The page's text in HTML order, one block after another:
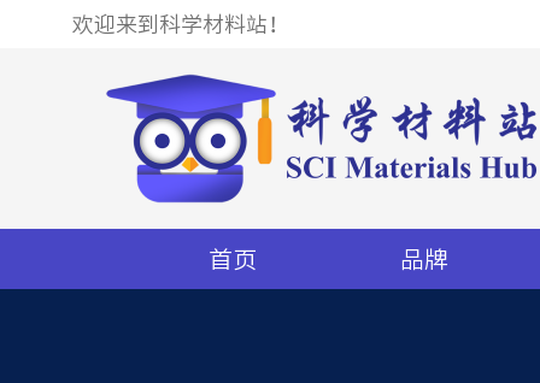
欢迎来到科学材料站！
首页 品牌